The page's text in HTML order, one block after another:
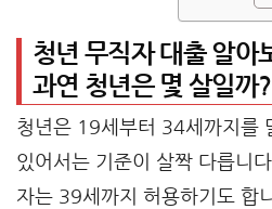
청년 무직자 대출 알아
과연 청년은 몇 살일까?
청년은 19세부터 34세까지를
있어서는 기준이 살짝 다릅니
자는 39세까지 허용하기도 합